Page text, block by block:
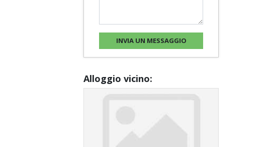
Alloggio vicino: